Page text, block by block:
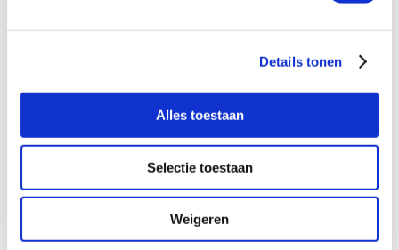
Details tonen
Alles toestaan
Selectie toestaan
Weigeren
Sjors van Wingerden
Productmanager PV, EV en energieopslag bij Rexel
► Meer lezen van Koppeling of je abonneren? Bekijk